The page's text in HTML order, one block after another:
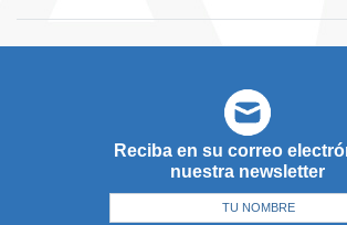
Reciba en su correo
nuestra newsletter